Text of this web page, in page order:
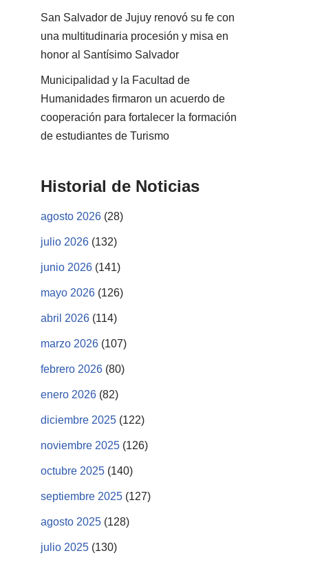
San Salvador de Jujuy renovó su fe con
una multitudinaria procesión y misa en
honor al Santísimo Salvador
Municipalidad y la Facultad de
Humanidades firmaron un acuerdo de
cooperación para fortalecer la formación
de estudiantes de Turismo
Historial de Noticias
agosto 2026 (28)
julio 2026 (132)
junio 2026 (141)
mayo 2026 (126)
abril 2026 (114)
marzo 2026 (107)
febrero 2026 (80)
enero 2026 (82)
diciembre 2025 (122)
noviembre 2025 (126)
octubre 2025 (140)
septiembre 2025 (127)
agosto 2025 (128)
julio 2025 (130)